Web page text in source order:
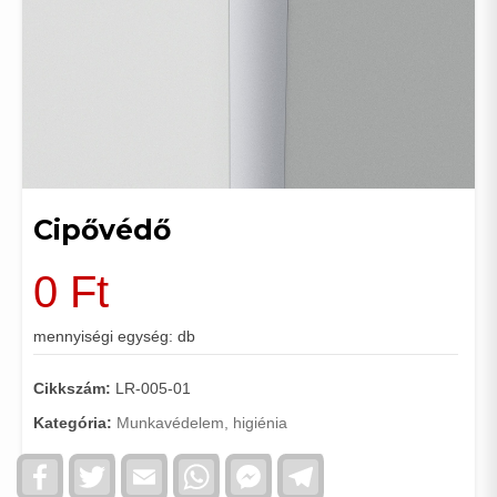
Cipővédő
0 Ft
mennyiségi egység: db
Cikkszám: LR-005-01
Kategória: Munkavédelem, higiénia
FacebookTwitter Email WhatsAppFacebook
Messenger